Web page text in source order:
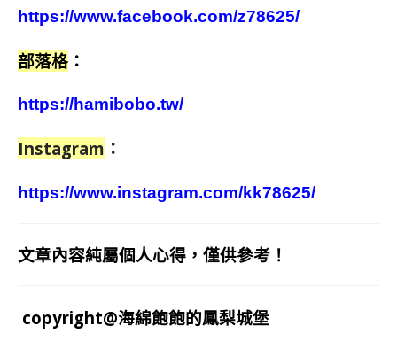
https://www.facebook.com/z78625/
部落格 ：
https://hamibobo.tw/
Instagram ：
https://www.instagram.com/kk78625/
文章內容純屬個人心得，僅供參考！
copyright@海綿飽飽的鳳梨城堡